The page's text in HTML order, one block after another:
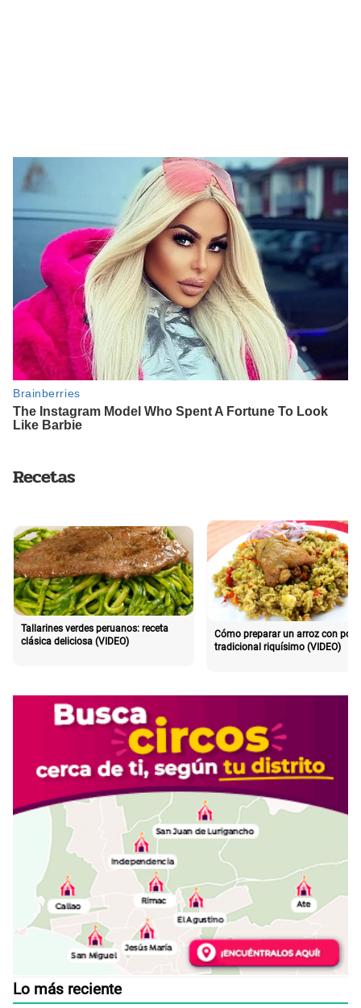
Recetas
Tallarines verdes peruanos: receta
clásica deliciosa (VIDEO)
Cómo preparar un arroz con pollo
tradicional riquísimo (VIDEO)
Lo más reciente